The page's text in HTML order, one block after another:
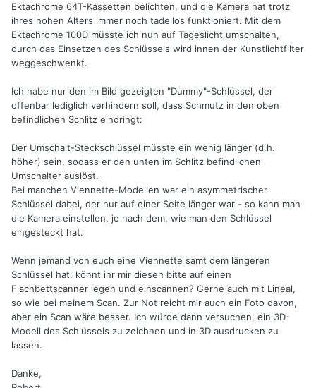
Ektachrome 64T-Kassetten belichten, und die Kamera hat trotz
ihres hohen Alters immer noch tadellos funktioniert. Mit dem
Ektachrome 100D müsste ich nun auf Tageslicht umschalten,
durch das Einsetzen des Schlüssels wird innen der Kunstlichtfilter
weggeschwenkt.
Ich habe nur den im Bild gezeigten "Dummy"-Schlüssel, der
offenbar lediglich verhindern soll, dass Schmutz in den oben
befindlichen Schlitz eindringt:
Der Umschalt-Steckschlüssel müsste ein wenig länger (d.h.
höher) sein, sodass er den unten im Schlitz befindlichen
Umschalter auslöst.
Bei manchen Viennette-Modellen war ein asymmetrischer
Schlüssel dabei, der nur auf einer Seite länger war - so kann man
die Kamera einstellen, je nach dem, wie man den Schlüssel
eingesteckt hat.
Wenn jemand von euch eine Viennette samt dem längeren
Schlüssel hat: könnt ihr mir diesen bitte auf einen
Flachbettscanner legen und einscannen? Gerne auch mit Lineal,
so wie bei meinem Scan. Zur Not reicht mir auch ein Foto davon,
aber ein Scan wäre besser. Ich würde dann versuchen, ein 3D-
Modell des Schlüssels zu zeichnen und in 3D ausdrucken zu
lassen.
Danke,